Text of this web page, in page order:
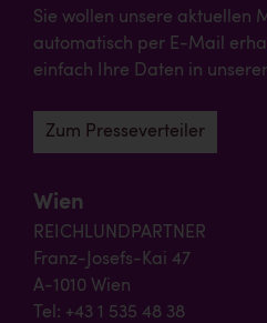
Sie wollen unsere aktuellen
automatisch per E-Mail
einfach Ihre Daten in
Zum Presseverteiler
Wien
REICHLUNDPARTNER
Franz-Josefs-Kai 47
A-1010 Wien
Tel: +43 1 535 48 38